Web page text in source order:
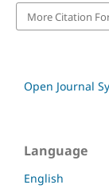
More Citation
Open Journal
Language
English